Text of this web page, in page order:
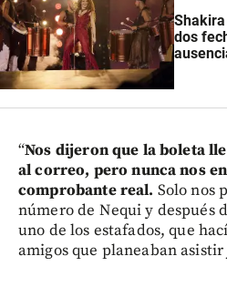
dos
“Nos dijeron que la boleta
al correo, pero nunca nos
comprobante real. Solo nos
número de Nequi y después
uno de los estafados, que
amigos que planeaban